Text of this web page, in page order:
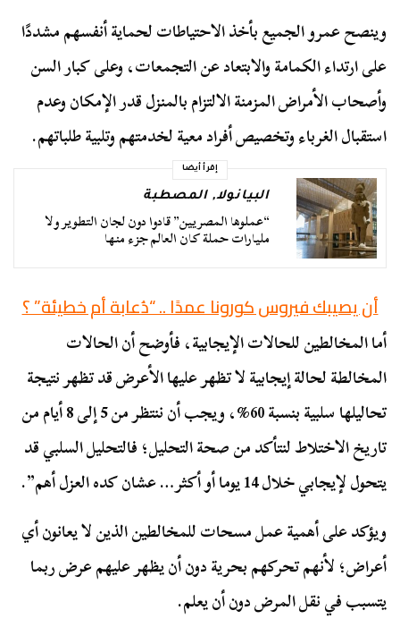
وينصح عمرو الجميع بأخذ الاحتياطات لحماية أنفسهم مشددًا
على ارتداء الكمامة والابتعاد عن التجمعات، وعلى كبار السن
وأصحاب الأمراض المزمنة الالتزام بالمنزل قدر الإمكان وعدم
استقبال الغرباء وتخصيص أفراد معية لخدمتهم وتلبية طلباتهم.
إقرأ أيضا
البيانولا,المصطبة
“عملوها المصريين” قادوا دون لجان التطوير ولا
مليارات حملة كان العالم جزء منها
أن يصيبك فيروس كورونا عمدًا .. “دُعابة أم خطيئة” ؟
أما المخالطين للحالات الإيجابية، فأوضح أن الحالات
المخالطة لحالة إيجابية لا تظهر عليها الأعرض قد تظهر نتيجة
تحاليلها سلبية بنسبة 60%، ويجب أن ننتظر من 5 إلى 8 أيام من
تاريخ الاختلاط لنتأكد من صحة التحليل؛ فالتحليل السلبي قد
يتحول لإيجابي خلال 14 يوما أو أكثر… عشان كده العزل أهم”.
ويؤكد على أهمية عمل مسحات للمخالطين الذين لا يعانون أي
أعراض؛ لأنهم تحركهم بحرية دون أن يظهر عليهم عرض ربما
يتسبب في نقل المرض دون أن يعلم.